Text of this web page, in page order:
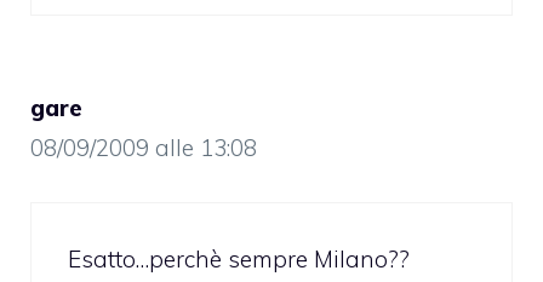
gare
08/09/2009 alle 13:08
Esatto…perchè sempre Milano??